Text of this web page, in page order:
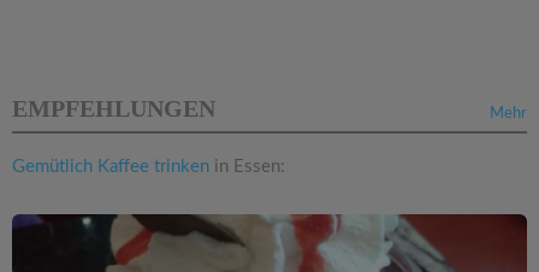
Mehr
EMPFEHLUNGEN
Gemütlich Kaffee trinken in Essen: